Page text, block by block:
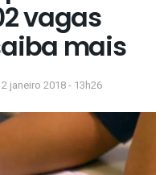
vagas
mais
janeiro 2018 - 13h26